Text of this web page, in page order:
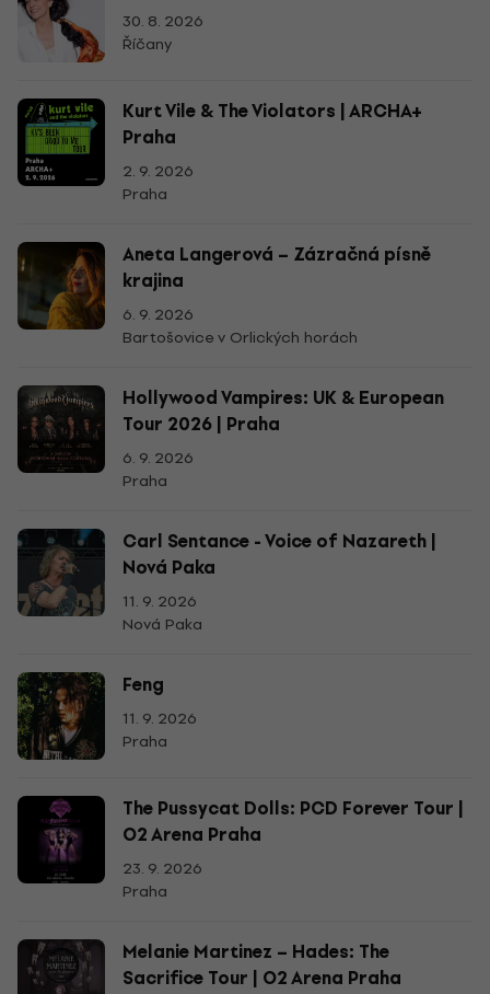
30. 8. 2026
Říčany
Kurt Vile & The Violators | ARCHA+
Praha
2. 9. 2026
Praha
Aneta Langerová – Zázračná písně
krajina
6. 9. 2026
Bartošovice v Orlických horách
Hollywood Vampires: UK & European
Tour 2026 | Praha
6. 9. 2026
Praha
Carl Sentance - Voice of Nazareth |
Nová Paka
11. 9. 2026
Nová Paka
Feng
11. 9. 2026
Praha
The Pussycat Dolls: PCD Forever Tour |
O2 Arena Praha
23. 9. 2026
Praha
Melanie Martinez –⁠⁠⁠⁠ Hades: The
Sacrifice Tour | O2 Arena Praha